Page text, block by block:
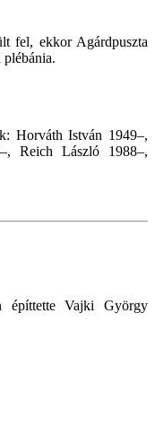
fel, ekkor Agárdpuszta
Horváth István 1949–,
Reich László 1988–,
építtette Vajki György